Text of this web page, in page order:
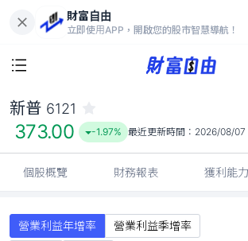
財富自由
立即使用APP，開啟您的股市智慧導航！
373.00
-1.97%
新普 6121
373.00 -1.97% 最近更新時間： 2026/08/07
個股概覽 財務報表 獲利能力
營業利益年增率 營業利益季增率